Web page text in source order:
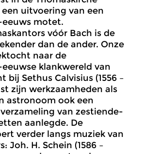
uitvoering van een
motet.
vóór Bach is de
dan de ander. Onze
naar de
klankwereld van
bij Sethus Calvisius (1556 –
zijn werkzaamheden als
astronoom ook een
van zestiende-
aanlegde. De
verder langs muziek van
Joh. H. Schein (1586 –